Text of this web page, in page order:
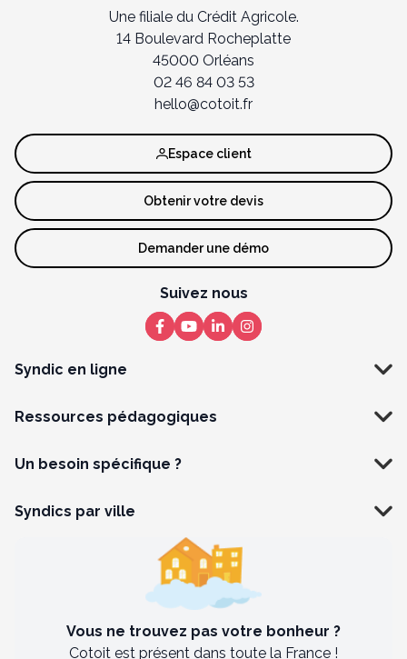
Une filiale du Crédit Agricole.
14 Boulevard Rocheplatte
45000 Orléans
02 46 84 03 53
hello@cotoit.fr
Syndic en ligne
Ressources pédagogiques
Un besoin spécifique ?
Espace client
Obtenir votre devis
Demander une démo
Suivez nous
Syndics par ville
Vous ne trouvez pas votre bonheur ?
Cotoit est présent dans toute la France !